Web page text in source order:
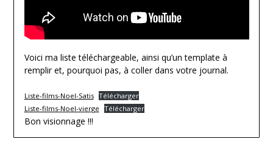
Voici ma liste téléchargeable, ainsi qu’un template à
remplir et, pourquoi pas, à coller dans votre journal.
Liste-films-Noel-Satis Télécharger
Liste-films-Noel-vierge Télécharger
Bon visionnage !!!